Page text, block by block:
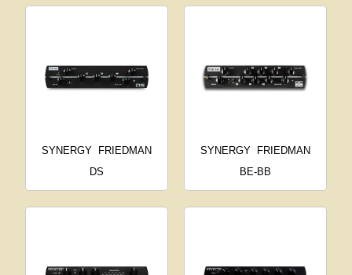
SYNERGY FRIEDMAN
DS
SYNERGY
FRIEDMAN
BE-BB